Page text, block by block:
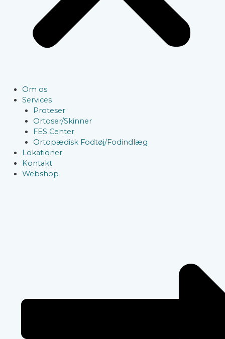
Om os
Services
Proteser
Ortoser/Skinner
FES Center
Ortopædisk Fodtøj/Fodindlæg
Lokationer
Kontakt
Webshop